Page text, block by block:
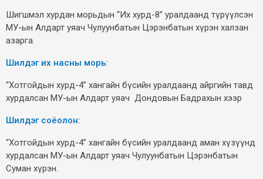
Шигшмэл хурдан морьдын “Их хурд-8” уралдаанд түрүүлсэн
МУ-ын Алдарт уяач Чулуунбатын Цэрэнбатын хүрэн халзан
азарга.
Шилдэг их насны морь:
“Хотгойдын хурд-4” хангайн бүсийн уралдаанд айргийн тавд
хурдалсан МУ-ын Алдарт уяач Дондовын Бадрахын хээр
Шилдэг соёолон:
“Хотгойдын хурд-4” хангайн бүсийн уралдаанд аман хүзүүнд
хурдалсан МУ-ын Алдарт уяач Чулуунбатын Цэрэнбатын
Суман хүрэн.